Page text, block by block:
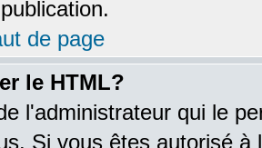
de page
le HTML?
l'administrateur qui le
Si vous êtes autorisé à